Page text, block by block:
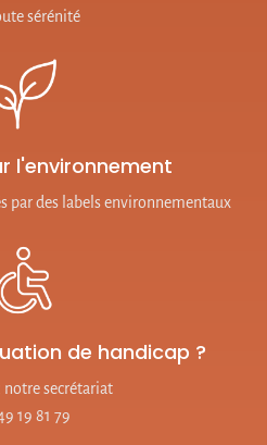
sérénité
l'environnement
par des labels environnementaux
de handicap ?
notre secrétariat
19 81 79